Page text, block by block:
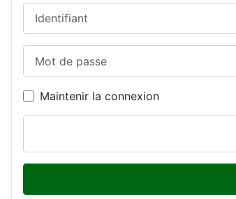
Maintenir la connexion